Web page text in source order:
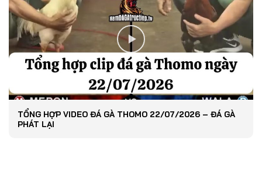
TỔNG HỢP VIDEO ĐÁ GÀ THOMO 22/07/2026 – ĐÁ GÀ
PHÁT LẠI